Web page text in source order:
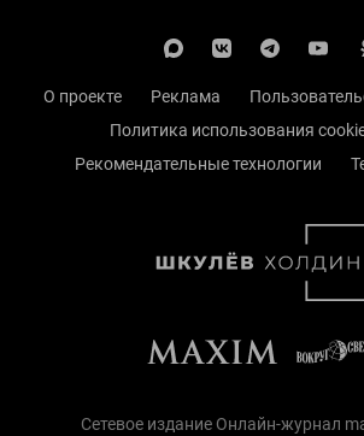
О проекте Реклама
Политика использования
Рекомендательные технологии
Сетевое издание Онлайн-журнал